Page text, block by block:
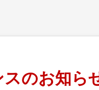
のお知ら